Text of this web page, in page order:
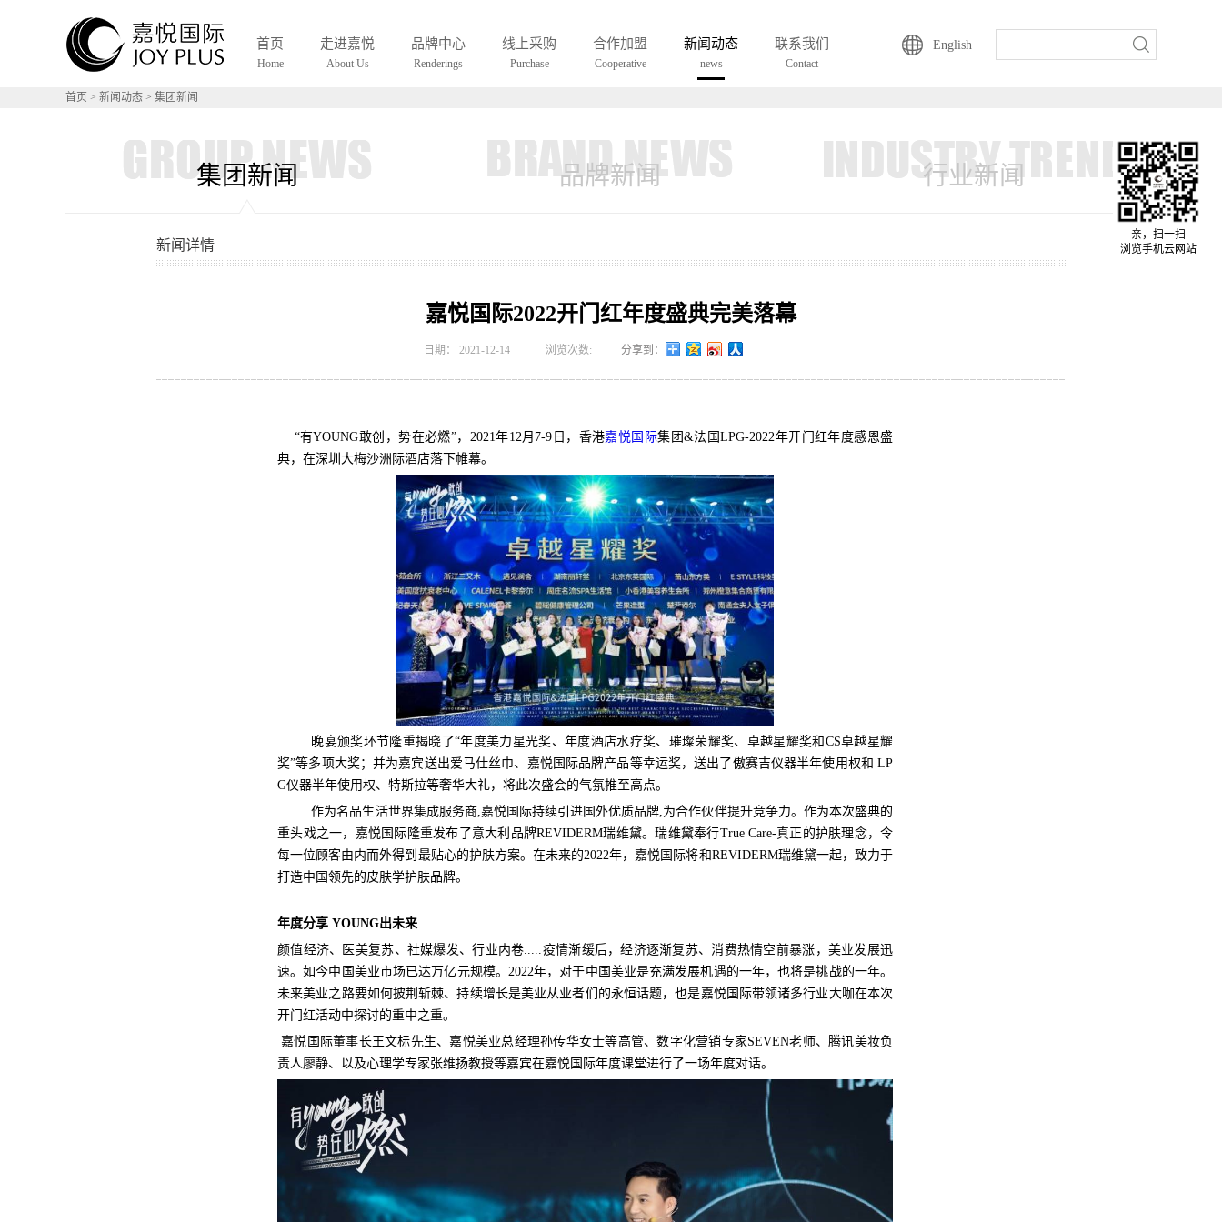
首页
Home
走进嘉悦
About Us
品牌中心
Renderings
线上采购
Purchase
合作加盟
Cooperative
新闻动态
news
联系我们
Contact
English
首页 > 新闻动态 > 集团新闻
集团新闻 品牌新闻 行业新闻
新闻详情
分享到：
嘉悦国际2022开门红年度盛典完美落幕
日期： 2021-12-14 浏览次数:
“有YOUNG敢创，势在必燃”，2021年12月7-9日，香港嘉悦国际集团&法国LPG-2022年开门红年度感恩盛
典，在深圳大梅沙洲际酒店落下帷幕。
晚宴颁奖环节隆重揭晓了“年度美力星光奖、年度酒店水疗奖、璀璨荣耀奖、卓越星耀奖和CS卓越星耀
奖”等多项大奖；并为嘉宾送出爱马仕丝巾、嘉悦国际品牌产品等幸运奖，送出了傲赛吉仪器半年使用权和 LP
G仪器半年使用权、特斯拉等奢华大礼，将此次盛会的气氛推至高点。
作为名品生活世界集成服务商,嘉悦国际持续引进国外优质品牌,为合作伙伴提升竞争力。作为本次盛典的
重头戏之一，嘉悦国际隆重发布了意大利品牌REVIDERM瑞维黛。瑞维黛奉行True Care-真正的护肤理念，令
每一位顾客由内而外得到最贴心的护肤方案。在未来的2022年，嘉悦国际将和REVIDERM瑞维黛一起，致力于
打造中国领先的皮肤学护肤品牌。
年度分享 YOUNG出未来
颜值经济、医美复苏、社媒爆发、行业内卷.....疫情渐缓后，经济逐渐复苏、消费热情空前暴涨，美业发展迅
速。如今中国美业市场已达万亿元规模。2022年，对于中国美业是充满发展机遇的一年，也将是挑战的一年。
未来美业之路要如何披荆斩棘、持续增长是美业从业者们的永恒话题，也是嘉悦国际带领诸多行业大咖在本次
开门红活动中探讨的重中之重。
嘉悦国际董事长王文标先生、嘉悦美业总经理孙传华女士等高管、数字化营销专家SEVEN老师、腾讯美妆负
责人廖静、以及心理学专家张维扬教授等嘉宾在嘉悦国际年度课堂进行了一场年度对话。
亲，扫一扫
浏览手机云网站